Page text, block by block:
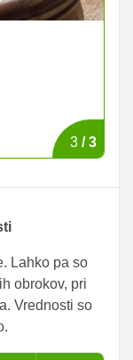
3 /3
Lahko pa so
obrokov, pri
Vrednosti so